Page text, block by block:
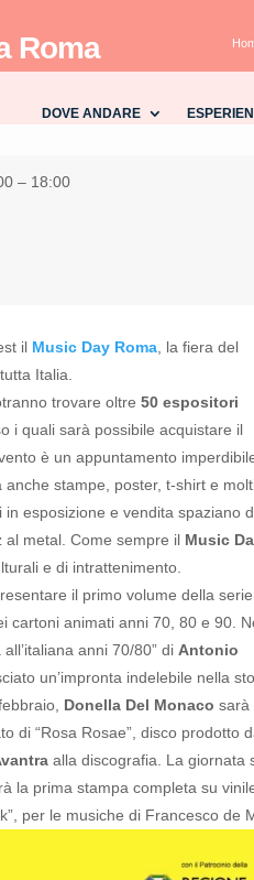
DOVE ANDARE
Roma
– 18:00
il Music Day Roma, la fiera del
Italia.
trovare oltre 50 espositori
i quali sarà possibile acquistare il
è un appuntamento
anche stampe, poster, t-shirt e
esposizione e vendita spaziano
al metal. Come sempre il Music
e di intrattenimento.
il primo volume della serie
cartoni animati anni 70, 80 e 90.
anni 70/80” diAntonio
un’impronta indelebile nella
Donella Del Monaco sarà
di “Rosa Rosae”, disco prodotto
alla discografia. La giornata
la prima stampa completa su
per le musiche di Francesco de